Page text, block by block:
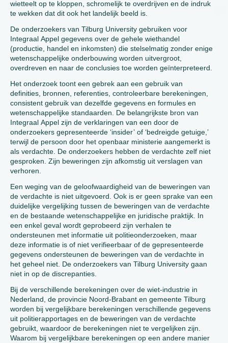
wietteelt op te kloppen, schromelijk te overdrijven en de indruk
te wekken dat dit ook het landelijk beeld is.
De onderzoekers van Tilburg University gebruiken voor
Integraal Appel gegevens over de gehele wiethandel
(productie, handel en inkomsten) die stelselmatig zonder enige
wetenschappelijke onderbouwing worden uitvergroot,
overdreven en naar de conclusies toe worden geïnterpreteerd.
Het onderzoek toont een gebrek aan een gebruik van
definities, bronnen, referenties, controleerbare berekeningen,
consistent gebruik van dezelfde gegevens en formules en
wetenschappelijke standaarden. De belangrijkste bron van
Integraal Appel zijn de verklaringen van een door de
onderzoekers gepresenteerde ‘insider’ of ‘bedreigde getuige,’
terwijl de persoon door het openbaar ministerie aangemerkt is
als verdachte. De onderzoekers hebben de verdachte zelf niet
gesproken. Zijn beweringen zijn afkomstig uit verslagen van
verhoren.
Een weging van de geloofwaardigheid van de beweringen van
de verdachte is niet uitgevoerd. Ook is er geen sprake van een
duidelijke vergelijking tussen de beweringen van de verdachte
en de bestaande wetenschappelijke en juridische praktijk. In
een enkel geval wordt geprobeerd zijn verhalen te
ondersteunen met informatie uit politieonderzoeken, maar
deze informatie is of niet verifieerbaar of de gepresenteerde
gegevens ondersteunen de beweringen van de verdachte in
het geheel niet. De onderzoekers van Tilburg University gaan
niet in op de discrepanties.
Bij de verschillende berekeningen over de wiet-industrie in
Nederland, de provincie Noord-Brabant en gemeente Tilburg
worden bij vergelijkbare berekeningen verschillende gegevens
uit politierapportages en de beweringen van de verdachte
gebruikt, waardoor de berekeningen niet te vergelijken zijn.
Waarom bij vergelijkbare berekeningen op een andere manier